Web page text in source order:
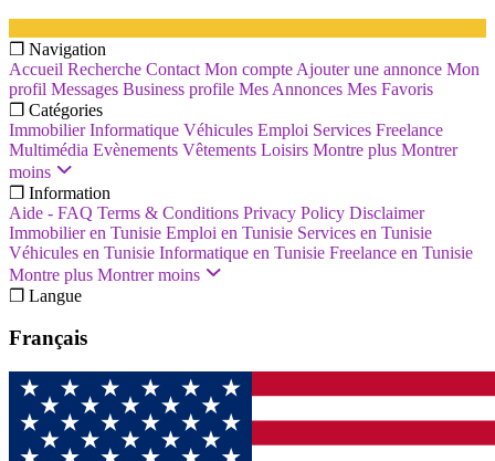
❐ Navigation
Accueil Recherche Contact Mon compte Ajouter une annonce Mon
profil Messages Business profile Mes Annonces Mes Favoris
❐ Catégories
Immobilier Informatique Véhicules Emploi Services Freelance
Multimédia Evènements Vêtements Loisirs Montre plus Montrer
moins
❐ Information
Aide - FAQ Terms & Conditions Privacy Policy Disclaimer
Immobilier en Tunisie Emploi en Tunisie Services en Tunisie
Véhicules en Tunisie Informatique en Tunisie Freelance en Tunisie
Montre plus Montrer moins
❐ Langue
Français